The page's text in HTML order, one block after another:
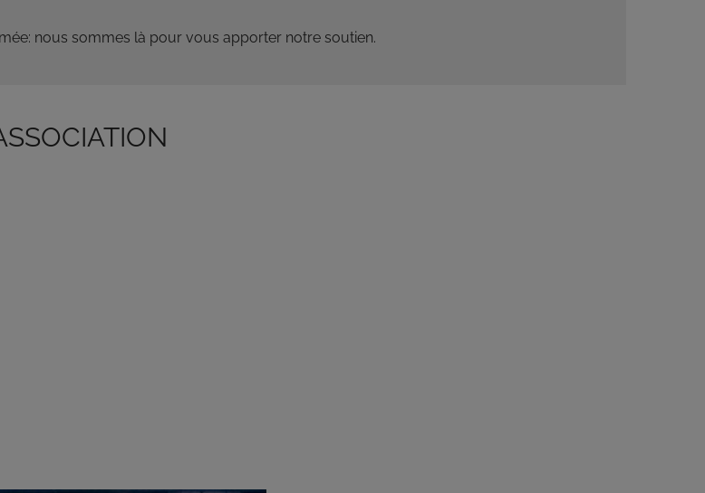
nous sommes là pour vous apporter notre soutien.